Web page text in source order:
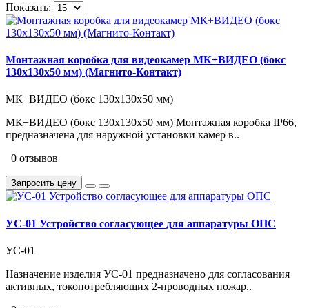
Показать:
Монтажная коробка для видеокамер МК+ВИДЕО (бокс
130х130х50 мм) (Магнито-Контакт)
МК+ВИДЕО (бокс 130х130х50 мм)
МК+ВИДЕО (бокс 130х130х50 мм) Монтажная коробка IP66,
предназначена для наружной установки камер в..
0 отзывов
Запросить цену
УС-01 Устройство согласующее для аппаратуры ОПС
УС-01
Назначение изделия УС-01 предназначено для согласования
активныx, токопотребляющиx 2-проводныx пожар..